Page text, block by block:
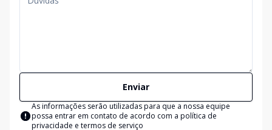
Enviar
As informações serão utilizadas para que a nossa equipe
possa entrar em contato de acordo com a política de
privacidade e termos de serviço